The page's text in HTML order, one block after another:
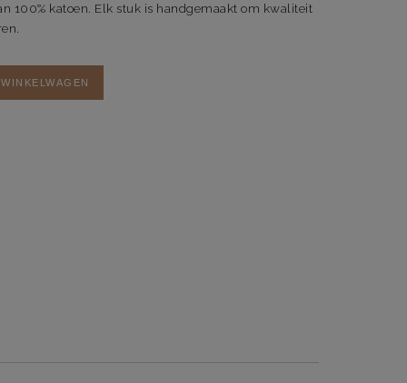
100% katoen. Elk stuk is handgemaakt om kwaliteit